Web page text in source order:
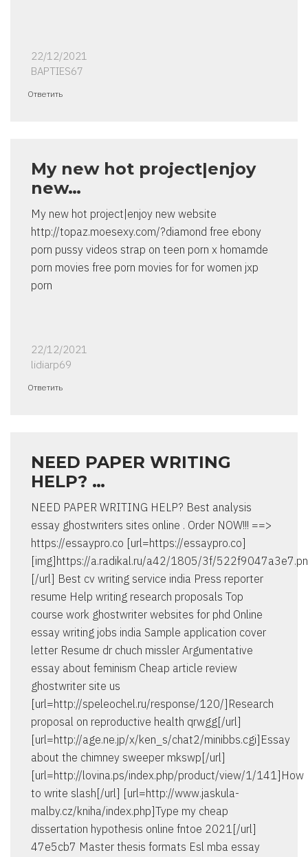
22/12/2021
BAPTIES67
Ответить
My new hot project|enjoy
new…
My new hot project|enjoy new website
http://topaz.moesexy.com/?diamond free ebony
porn pussy videos strap on teen porn x homamde
porn movies free porn movies for for women jxp
porn
22/12/2021
lidiarp69
Ответить
NEED PAPER WRITING
HELP? …
NEED PAPER WRITING HELP? Best analysis
essay ghostwriters sites online . Order NOW!!! ==>
https://essaypro.co [url=https://essaypro.co]
[img]https://a.radikal.ru/a42/1805/3f/
[/url] Best cv writing service india Press reporter
resume Help writing research proposals Top
course work ghostwriter websites for phd Online
essay writing jobs india Sample application cover
letter Resume dr chuch missler Argumentative
essay about feminism Cheap article review
ghostwriter site us
[url=http://speleochel.ru/response/120/]Research
proposal on reproductive health qrwgg[/url]
[url=http://age.ne.jp/x/ken_s/chat2/minibbs.cgi]Essay
about the chimney sweeper mkswp[/url]
[url=http://lovina.ps/index.php/product/view/1/141]How
to write slash[/url] [url=http://www.jaskula-
malby.cz/kniha/index.php]Type my cheap
dissertation hypothesis online fntoe 2021[/url]
47e5cb7 Master thesis formats Esl mba essay